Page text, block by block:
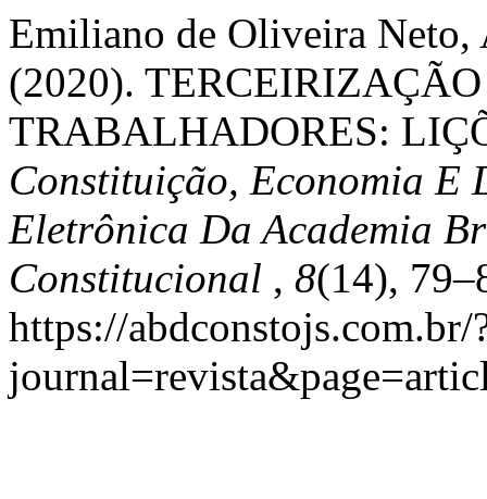
Emiliano de Oliveira
(2020).
TRABALHADORES:
Constituição, Economia E
Eletrônica Da Academia
Constitucional , 8(14),
https://abdconstojs.com.br/